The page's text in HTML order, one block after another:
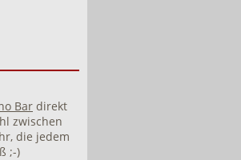
Bar direkt
zwischen
die jedem
;-)